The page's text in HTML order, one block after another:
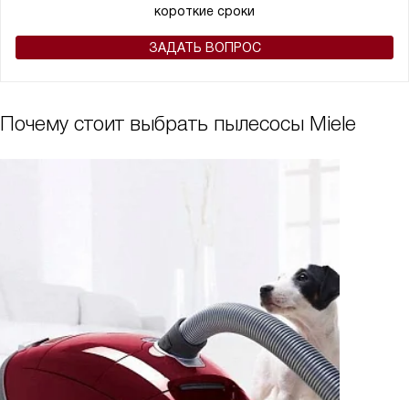
короткие сроки
ЗАДАТЬ ВОПРОС
Почему стоит выбрать пылесосы Miele